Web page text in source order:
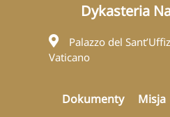
Dykasteria
Palazzo del
Vaticano
Dokumenty Misja